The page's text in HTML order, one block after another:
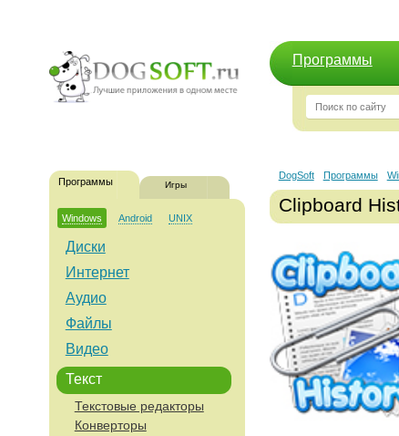
Программы
Программы Игры
Windows Android UNIX
Диски
Интернет
Аудио
Файлы
Видео
Текст
Текстовые редакторы
Конверторы
DogSoft Программы
Clipboard